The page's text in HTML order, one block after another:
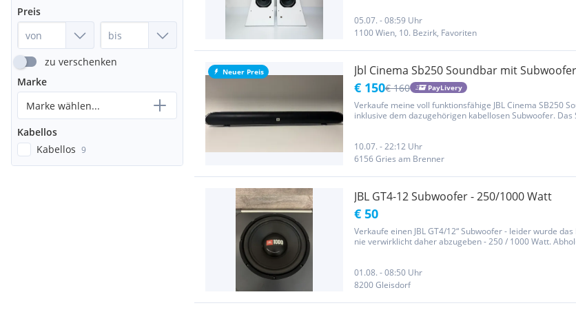
Preis
zu verschenken
Marke
Marke wählen...
Kabellos
Kabellos 9
(Fixpreis) JBL 250Ti Classic Edition...
05.07. - 08:59 Uhr
1100 Wien, 10. Bezirk, Favoriten
Neuer Preis Jbl Cinema Sb250 Soundbar mit Subwoofer
€ 150€ 160 PayLivery
Verkaufe meine voll funktionsfähige JBL Cinema SB250
inklusive dem dazugehörigen kabellosen Subwoofer. Das
Highlights:Modell:...
10.07. - 22:12 Uhr
6156 Gries am Brenner
JBL GT4-12 Subwoofer - 250/1000 Watt
€ 50
Verkaufe einen JBL GT4/12“ Subwoofer - leider wurde
nie verwirklicht daher abzugeben - 250 / 1000 Watt.
01.08. - 08:50 Uhr
8200 Gleisdorf